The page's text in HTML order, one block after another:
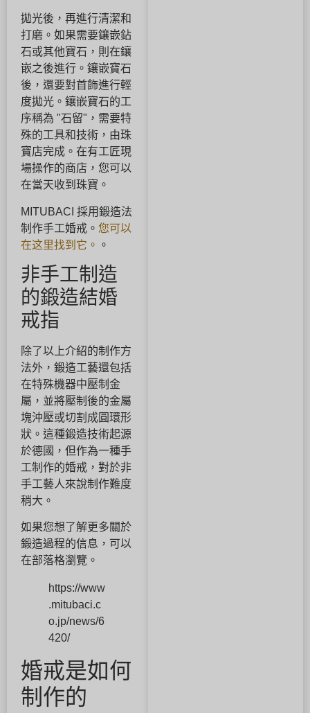
拋光後，再進行清潔和
打磨。如果需要鑲嵌鉆
石或其他寶石，則在鑲
嵌之後進行。鑲嵌寶石
後，還要對首飾進行輕
度拋光。鑲嵌寶石的工
序稱為 "石留"，需要特
殊的工具和技術，由珠
寶店完成。在有工匠現
場操作的商店，您可以
在當天收到珠寶。
MITUBACI 採用鍛造法
制作手工婚戒。 您可以
在这里找到它。 。
非手工制造
的鍛造結婚
戒指
除了以上介紹的制作方
法外，鍛造工藝還包括
在特殊機器中壓制金
屬，並將壓制後的金屬
塊沖壓或切割成圓環形
狀。這種鍛造技術起源
於德國，但作為一種手
工制作的婚戒，對於非
手工藝人來說制作難度
稍大。
如果您想了解更多關於
鍛造過程的信息，可以
在部落格瀏覽。
https://www
.mitubaci.c
o.jp/news/6
420/
婚戒是如何
制作的